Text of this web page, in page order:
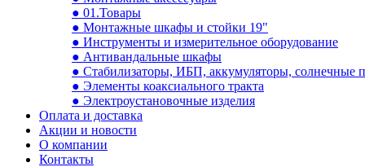
● 01.Товары
● Монтажные шкафы и стойки 19"
● Инструменты и измерительное оборудование
● Антивандальные шкафы
● Стабилизаторы, ИБП, аккумуляторы, солнечные
● Элементы коаксиального тракта
● Электроустановочные изделия
Оплата и доставка
Акции и новости
О компании
Контакты